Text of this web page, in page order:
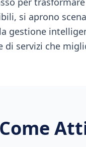
si aprono
gestione
di servizi che
Come